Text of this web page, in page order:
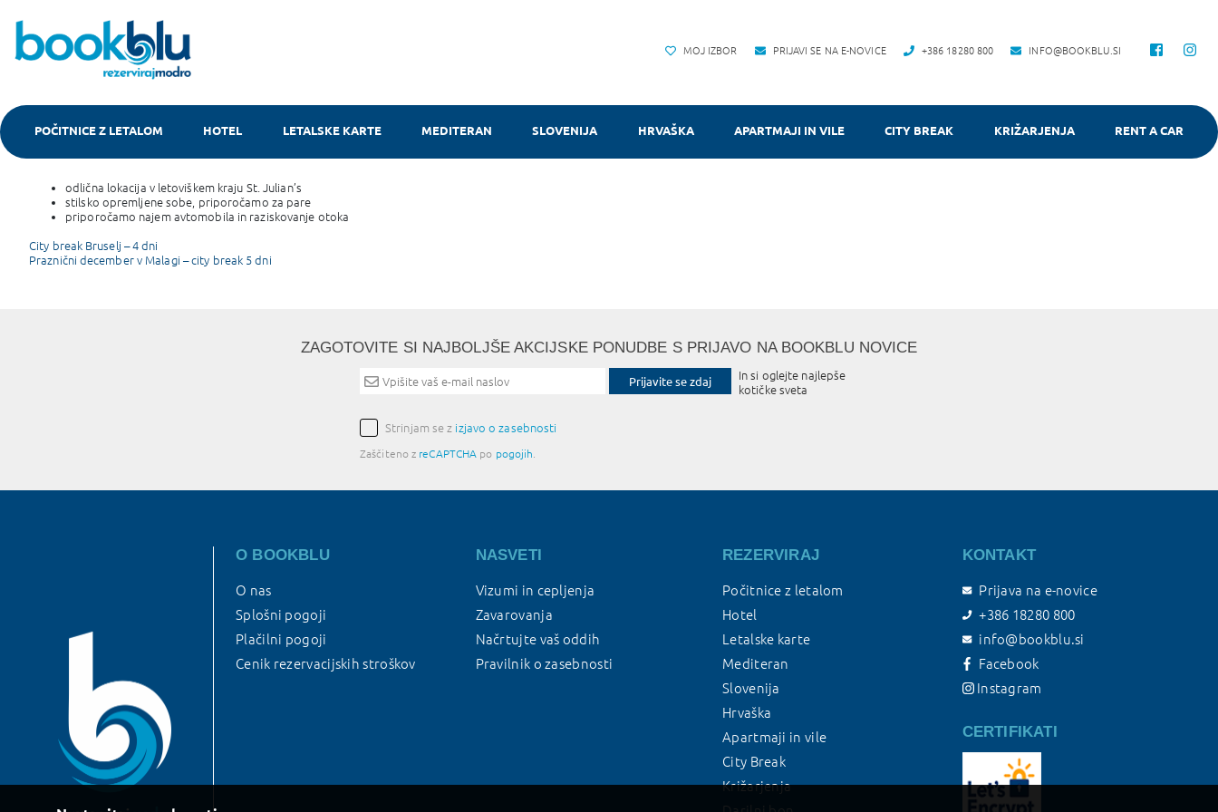
MOJ IZBOR PRIJAVI SE NA E-NOVICE +386 18280 800 INFO@BOOKBLU.SI
POČITNICE Z LETALOM HOTEL LETALSKE KARTE MEDITERAN SLOVENIJA HRVAŠKA APARTMAJI IN VILE CITY BREAK KRIŽARJENJA RENT A CAR
odlična lokacija v letoviškem kraju St. Julian’s
stilsko opremljene sobe, priporočamo za pare
priporočamo najem avtomobila in raziskovanje otoka
Post
navigation
City break Bruselj – 4 dni
Praznični december v Malagi – city break 5 dni
ZAGOTOVITE SI NAJBOLJŠE AKCIJSKE PONUDBE S PRIJAVO NA BOOKBLU NOVICE
Prijavite se zdaj
In si oglejte najlepše
kotičke sveta
Strinjam se z izjavo o zasebnosti
Zaščiteno z reCAPTCHA po pogojih
O BOOKBLU
O nas
Splošni pogoji
Plačilni pogoji
Cenik rezervacijskih stroškov
NASVETI
Vizumi in cepljenja
Zavarovanja
Načrtujte vaš oddih
Pravilnik o zasebnosti
REZERVIRAJ
Počitnice z letalom
Hotel
Letalske karte
Mediteran
Slovenija
Hrvaška
Apartmaji in vile
City Break
Križarjenja
KONTAKT
Prijava na e-novice
+386 18280 800
info@bookblu.si
Facebook
Instagram
CERTIFIKATI